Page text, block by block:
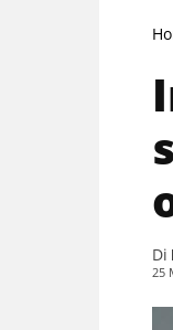
Di
25